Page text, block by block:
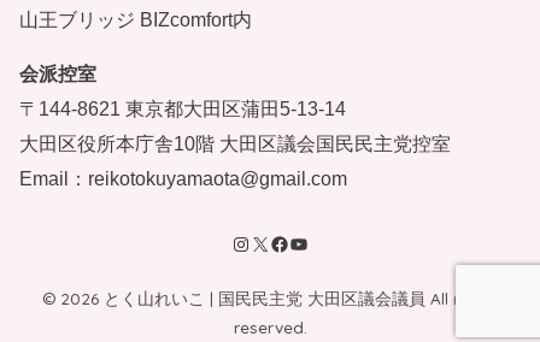
山王ブリッジ BIZcomfort内
会派控室
〒144-8621 東京都大田区蒲田5-13-14
大田区役所本庁舎10階 大田区議会国民民主党控室
Email：reikotokuyamaota@gmail.com
© 2026 とく山れいこ | 国民民主党 大田区議会議員 All rights
reserved.